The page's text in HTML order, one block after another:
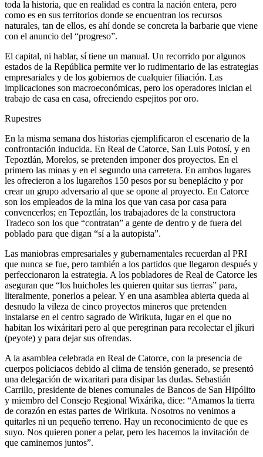
toda la historia, que en realidad es contra la nación entera, pero
como es en sus territorios donde se encuentran los recursos
naturales, tan de ellos, es ahí donde se concreta la barbarie que viene
con el anuncio del “progreso”.
El capital, ni hablar, sí tiene un manual. Un recorrido por algunos
estados de la República permite ver lo rudimentario de las estrategias
empresariales y de los gobiernos de cualquier filiación. Las
implicaciones son macroeconómicas, pero los operadores inician el
trabajo de casa en casa, ofreciendo espejitos por oro.
Rupestres
En la misma semana dos historias ejemplificaron el escenario de la
confrontación inducida. En Real de Catorce, San Luis Potosí, y en
Tepoztlán, Morelos, se pretenden imponer dos proyectos. En el
primero las minas y en el segundo una carretera. En ambos lugares
les ofrecieron a los lugareños 150 pesos por su beneplácito y por
crear un grupo adversario al que se opone al proyecto. En Catorce
son los empleados de la mina los que van casa por casa para
convencerlos; en Tepoztlán, los trabajadores de la constructora
Tradeco son los que “contratan” a gente de dentro y de fuera del
poblado para que digan “sí a la autopista”.
Las maniobras empresariales y gubernamentales recuerdan al PRI
que nunca se fue, pero también a los partidos que llegaron después y
perfeccionaron la estrategia. A los pobladores de Real de Catorce les
aseguran que “los huicholes les quieren quitar sus tierras” para,
literalmente, ponerlos a pelear. Y en una asamblea abierta queda al
desnudo la vileza de cinco proyectos mineros que pretenden
instalarse en el centro sagrado de Wirikuta, lugar en el que no
habitan los wixáritari pero al que peregrinan para recolectar el jíkuri
(peyote) y para dejar sus ofrendas.
A la asamblea celebrada en Real de Catorce, con la presencia de
cuerpos policiacos debido al clima de tensión generado, se presentó
una delegación de wixaritari para disipar las dudas. Sebastián
Carrillo, presidente de bienes comunales de Bancos de San Hipólito
y miembro del Consejo Regional Wixárika, dice: “Amamos la tierra
de corazón en estas partes de Wirikuta. Nosotros no venimos a
quitarles ni un pequeño terreno. Hay un reconocimiento de que es
suyo. Nos quieren poner a pelar, pero les hacemos la invitación de
que caminemos juntos”.